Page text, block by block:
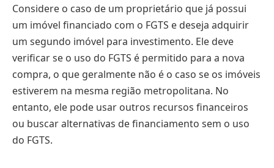
Considere o caso de um proprietário que já possui
um imóvel financiado com o FGTS e deseja adquirir
um segundo imóvel para investimento. Ele deve
verificar se o uso do FGTS é permitido para a nova
compra, o que geralmente não é o caso se os imóveis
estiverem na mesma região metropolitana. No
entanto, ele pode usar outros recursos financeiros
ou buscar alternativas de financiamento sem o uso
do FGTS.